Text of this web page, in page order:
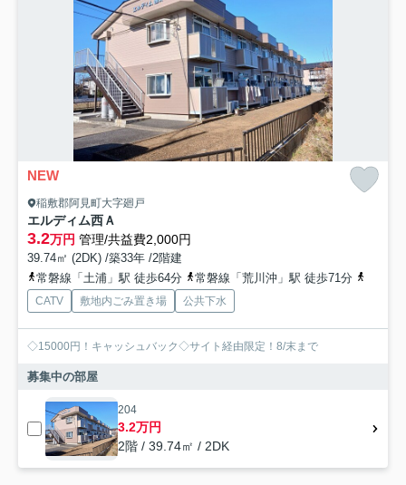
NEW
稲敷郡阿見町大字廻戸
エルディム西Ａ
3.2万円 管理/共益費2,000円
39.74㎡ (2DK) /築33年 /2階建
常磐線「土浦」駅 徒歩64分
常磐線「荒川沖」駅 徒歩71分
CATV 敷地内ごみ置き場 公共下水
◇15000円！キャッシュバック◇サイト経由限定！8/末まで
募集中の部屋
204
3.2万円
2階 / 39.74㎡ / 2DK